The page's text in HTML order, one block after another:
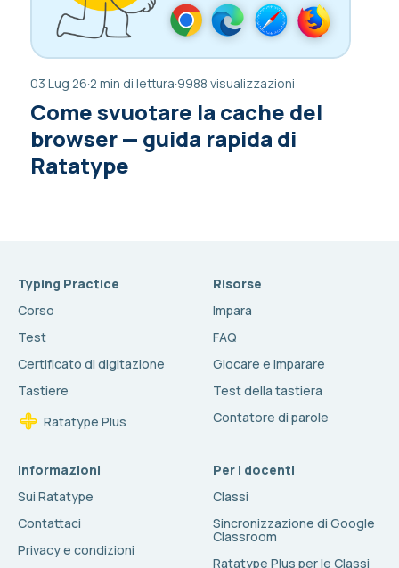
03 Lug 26·2 min di lettura·9988 visualizzazioni
Come svuotare la cache del
browser — guida rapida di
Ratatype
Typing Practice
Corso
Test
Certificato di digitazione
Tastiere
Ratatype Plus
Risorse
Impara
FAQ
Giocare e imparare
Test della tastiera
Contatore di parole
Informazioni
Sui Ratatype
Contattaci
Privacy e condizioni
Per i docenti
Classi
Sincronizzazione di Google
Classroom
Ratatype Plus per le Classi